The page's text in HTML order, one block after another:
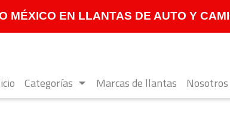
MÉXICO EN LLANTAS DE AUTO Y
Categorías Marcas de llantas Nosotros